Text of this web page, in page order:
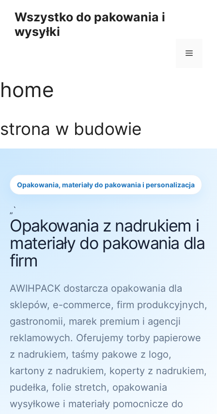
treści
Wszystko do pakowania i
wysyłki
Menu
home
strona w budowie
Opakowania, materiały do pakowania i personalizacja
„`
Opakowania z nadrukiem i
materiały do pakowania dla
firm
AWIHPACK dostarcza opakowania dla
sklepów, e-commerce, firm produkcyjnych,
gastronomii, marek premium i agencji
reklamowych. Oferujemy torby papierowe
z nadrukiem, taśmy pakowe z logo,
kartony z nadrukiem, koperty z nadrukiem,
pudełka, folie stretch, opakowania
wysyłkowe i materiały pomocnicze do